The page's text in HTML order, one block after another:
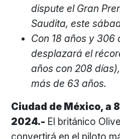
dispute el Gran
Saudita, este
Con 18 años y 306
desplazará el
años con 208
más de 63 años.
Ciudad de México, a
2024.- El británico
convertirá en el piloto